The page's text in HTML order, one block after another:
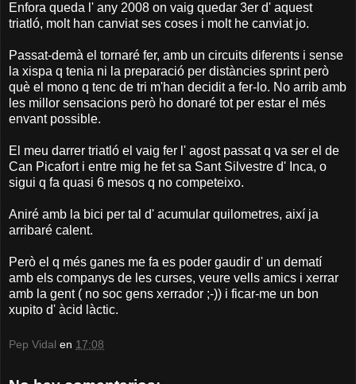
Enfora queda l' any 2008 on vaig quedar 3er d' aquest
triatló, molt han canviat ses coses i molt he canviat jo.
Passat-demà el tornaré fer, amb un circuits diferents i sense
la xispa q tenia ni la preparació per distàncies sprint però
què el mono q tenc de tri m'han decidit a fer-lo. No arrib amb
les millor sensacions però ho donaré tot per estar el més
envant possible.
El meu darrer triatló el vaig fer l' agost passat q va ser el de
Can Picafort i entre mig he fet sa Sant Silvestre d' Inca, o
sigui q fa quasi 6 mesos q no competeixo.
Aniré amb la bici per tal d' acumular quilometres, així ja
arribaré calent.
Però el q més ganes me fa es poder gaudir d' un dematí
amb els companys de les curses, veure vells amics i xerrar
amb la gent ( no soc gens xerrador ;-)) i ficar-me un bon
xupito d' àcid làctic.
Pep Vidal en 17:08